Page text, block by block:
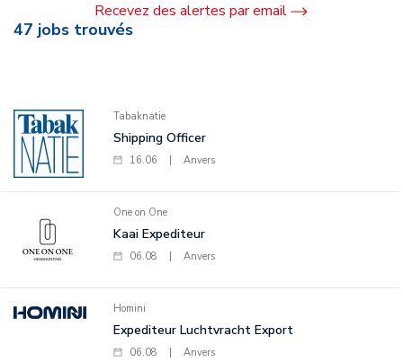
Recevez des alertes par email
47 jobs trouvés
Tabaknatie
Shipping Officer
16.06 Anvers
One on One
Kaai Expediteur
06.08 Anvers
Homini
Expediteur Luchtvracht Export
06.08 Anvers